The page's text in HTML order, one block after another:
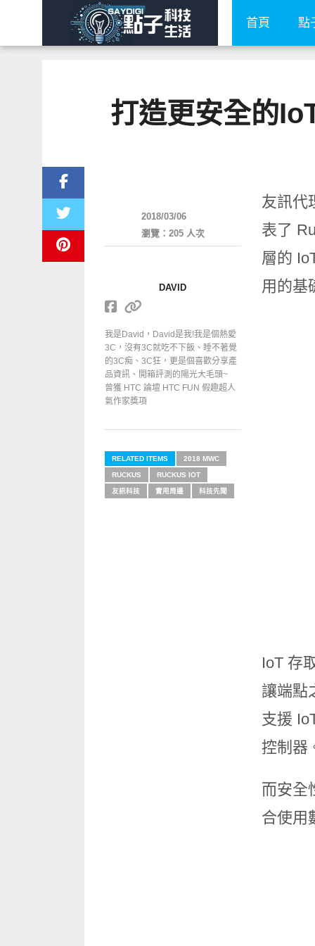
首頁 點
打造更安全的
友訊代
表了
層的
用的基
IoT 存
讓端點
支援
控制器
而安全
合使用
2018/03/06
瀏覽：205 人次
DAVID
我是David，David是我!我是個熱愛
3C，沒有3C就吃不下飯、睡不著覺
的3C痴、3C狂，更是個喜歡分享產
品資訊、開箱評測的陽光大毛頭~
曾獲 HTC 論壇 HTC FUN 假趣超人
氣作家獎項
RELATED ITEMS 2018 MWC
RUCKUS RUCKUS IOT
友訊科技 實用周邊 科技先聞